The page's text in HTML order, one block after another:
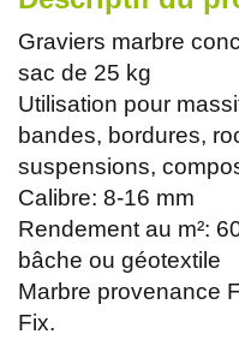
Graviers marbre
sac de 25 kg
Utilisation pour
bandes, bordures,
suspensions,
Calibre: 8-16 mm
Rendement au m²:
bâche ou géotextile
Marbre provenance
Fix.